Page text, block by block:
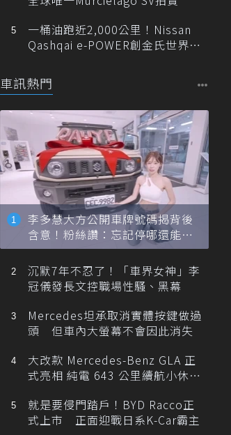
一桶油跑近2,000公里！Nissan
Qashqai e-POWER創金氏世界紀
車訊熱門
李多慧大方公開車牌號碼揭背後
含意！粉絲讚：忘記停哪還能幫
忙找車
沉默7年不忍了！「車界女神」李
冠儀發長文控職場性騷、黑幕
Mercedes坦承取消實體按鍵做過
頭 但車內大螢幕不會因此消失
大改款 Mercedes-Benz GLA 正
式亮相 純電 643 公里續航小休
就是要侵門踏戶！BYD Racco正
式上市 正面迎戰日系K-Car霸主